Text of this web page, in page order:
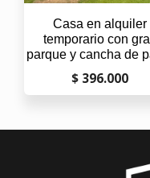
Casa en alquiler
temporario con
parque y cancha de
$ 396.000